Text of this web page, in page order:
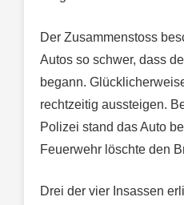
Der Zusammenstoss
Autos so schwer, dass
begann.
rechtzeitig aussteigen.
Polizei stand das Auto
Feuerwehr löschte den
Drei der vier Insassen